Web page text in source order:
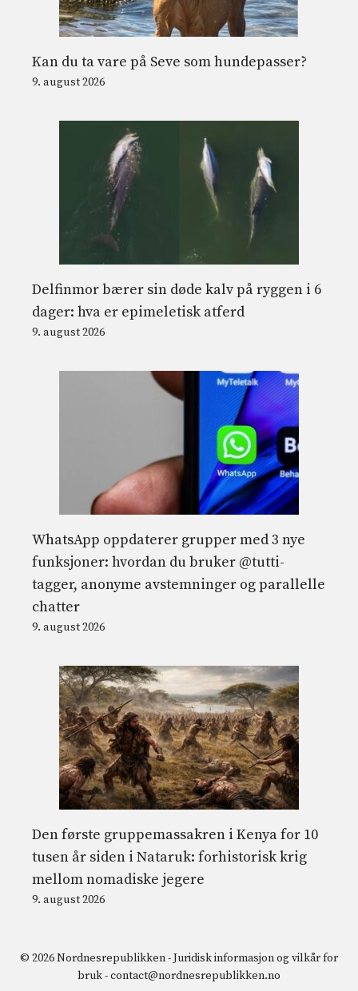
Kan du ta vare på Seve som hundepasser?
9. august 2026
Delfinmor bærer sin døde kalv på ryggen i 6
dager: hva er epimeletisk atferd
9. august 2026
WhatsApp oppdaterer grupper med 3 nye
funksjoner: hvordan du bruker @tutti-
tagger, anonyme avstemninger og parallelle
chatter
9. august 2026
Den første gruppemassakren i Kenya for 10
tusen år siden i Nataruk: forhistorisk krig
mellom nomadiske jegere
9. august 2026
© 2026 Nordnesrepublikken -Juridisk informasjon og vilkår for
bruk-contact@nordnesrepublikken.no